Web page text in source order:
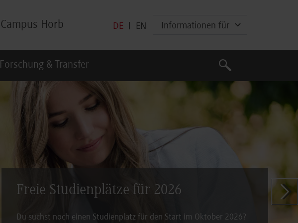
Campus Horb DE EN Informationen für
Forschung & Transfer
Suche
Suche
Freie Studienplätze für 2026
Du suchst noch einen Studienplatz für den Start im Oktober 2026?
Zeige